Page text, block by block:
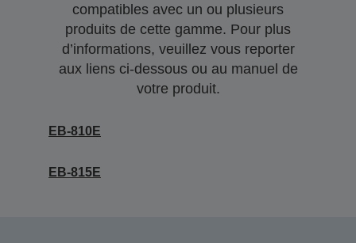
compatibles avec un ou plusieurs
produits de cette gamme. Pour plus
d’informations, veuillez vous reporter
aux liens ci-dessous ou au manuel de
votre produit.
EB-810E
EB-815E